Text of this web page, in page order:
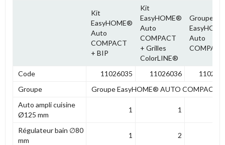
Kit
EasyHOME®
Auto
COMPACT
+ BIP
Kit
EasyHOME®
Auto
COMPACT
+ Grilles
ColorLINE®
Groupe
Auto
COMPACT
Code 11026035 11026036
Groupe
Groupe EasyHOME® AUTO COMPACT
Auto ampli cuisine
Ø125 mm
1 1
Régulateur bain ∅80
mm
1 2